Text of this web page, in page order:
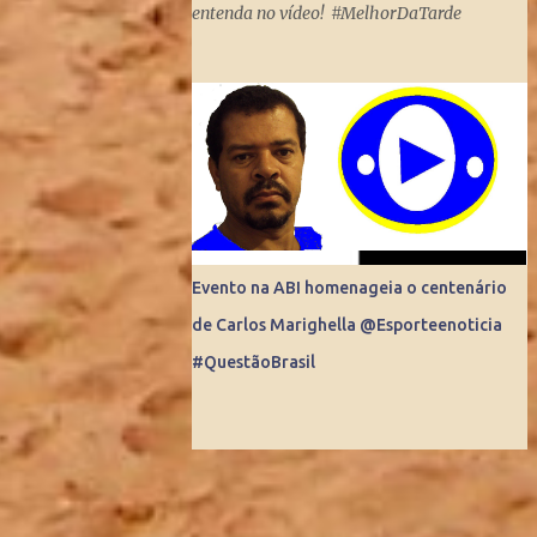
anônimos em celebridades e até criar
fenômenos como Juliette, mas ai já é um
ponto fora da curva.
entenda no vídeo! #MelhorDaTarde
Evento na ABI homenageia o centenário
de Carlos Marighella @Esporteenoticia
#QuestãoBrasil